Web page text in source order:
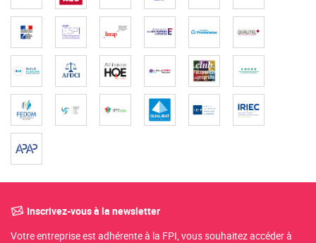
Inscrivez-vous à la newsletter
Votre entreprise est adhérente à la FPI, vous souhaitez accéder à